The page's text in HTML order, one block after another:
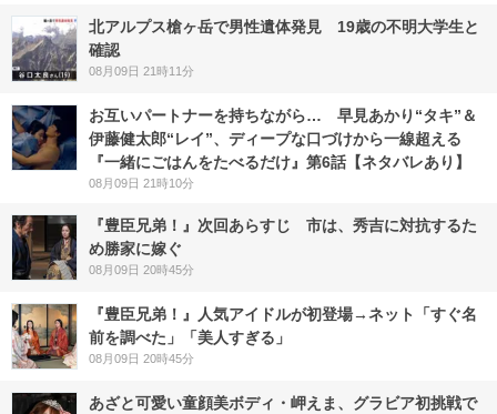
北アルプス槍ヶ岳で男性遺体発見 19歳の不明大学生と
確認
08月09日 21時11分
お互いパートナーを持ちながら… 早見あかり“タキ”＆
伊藤健太郎“レイ”、ディープな口づけから一線超える
『一緒にごはんをたべるだけ』第6話【ネタバレあり】
08月09日 21時10分
『豊臣兄弟！』次回あらすじ 市は、秀吉に対抗するた
め勝家に嫁ぐ
08月09日 20時45分
『豊臣兄弟！』人気アイドルが初登場→ネット「すぐ名
前を調べた」「美人すぎる」
08月09日 20時45分
あざと可愛い童顔美ボディ・岬えま、グラビア初挑戦で